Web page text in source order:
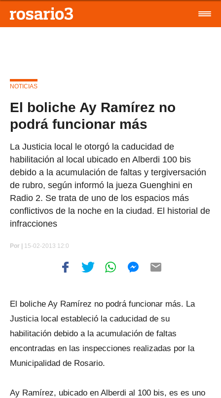
NOTICIAS
El boliche Ay Ramírez no
podrá funcionar más
La Justicia local le otorgó la caducidad de
habilitación al local ubicado en Alberdi 100 bis
debido a la acumulación de faltas y tergiversación
de rubro, según informó la jueza Guenghini en
Radio 2. Se trata de uno de los espacios más
conflictivos de la noche en la ciudad. El historial de
infracciones
Por 15-02-2013 12:0
El boliche Ay Ramírez no podrá funcionar más. La
Justicia local estableció la caducidad de su
habilitación debido a la acumulación de faltas
encontradas en las inspecciones realizadas por la
Municipalidad de Rosario.
Ay Ramírez, ubicado en Alberdi al 100 bis, es es uno